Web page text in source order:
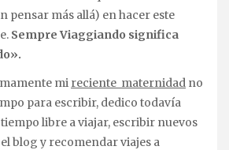
pensar más allá) en hacer este
Sempre Viaggiando significa
mi reciente maternidad no
para escribir, dedico todavía
libre a viajar, escribir nuevos
blog y recomendar viajes a